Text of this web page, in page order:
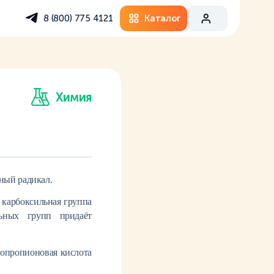
8 (800) 775 4121 Каталог
Химия
радикал.
группа
групп придаёт
кислота